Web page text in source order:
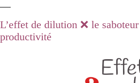
L’effet de dilution ❌ le
productivité